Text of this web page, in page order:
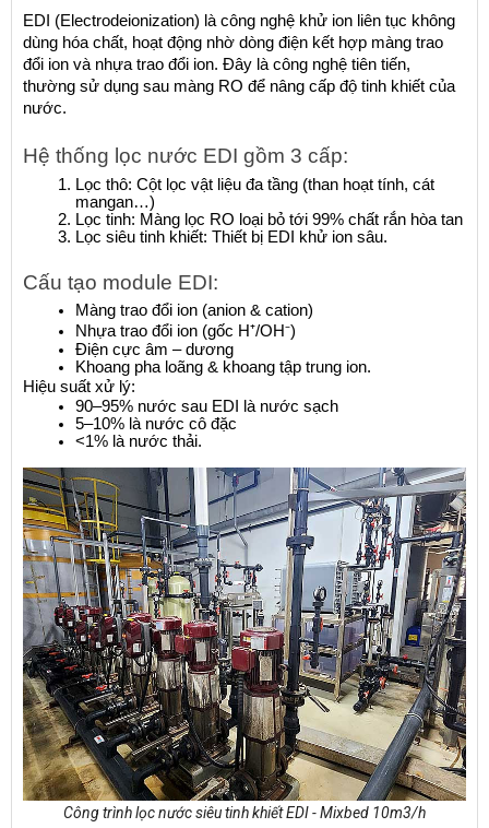
EDI (Electrodeionization) là công nghệ khử ion liên tục không
dùng hóa chất, hoạt động nhờ dòng điện kết hợp màng trao
đổi ion và nhựa trao đổi ion. Đây là công nghệ tiên tiến,
thường sử dụng sau màng RO để nâng cấp độ tinh khiết của
nước.
Hệ thống lọc nước EDI gồm 3 cấp:
Lọc thô: Cột lọc vật liệu đa tầng (than hoạt tính, cát
mangan…)
Lọc tinh: Màng lọc RO loại bỏ tới 99% chất rắn hòa tan
Lọc siêu tinh khiết: Thiết bị EDI khử ion sâu.
Cấu tạo module EDI:
Màng trao đổi ion (anion & cation)
Nhựa trao đổi ion (gốc H⁺/OH⁻)
Điện cực âm – dương
Khoang pha loãng & khoang tập trung ion.
Hiệu suất xử lý:
90–95% nước sau EDI là nước sạch
5–10% là nước cô đặc
<1% là nước thải.
Công trình lọc nước siêu tinh khiết EDI - Mixbed 10m3/h